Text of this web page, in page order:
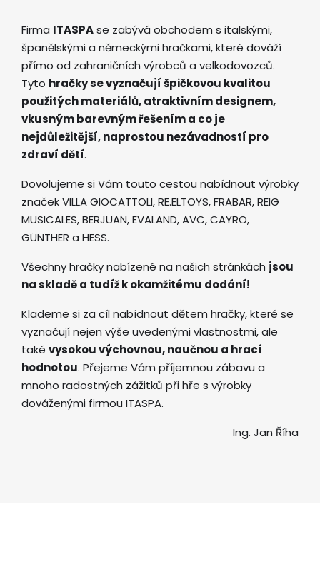
Firma ITASPAse zabývá obchodem s italskými,
španělskými a německými hračkami, které dováží
přímo od zahraničních výrobců a velkodovozců.
Tyto hračky se vyznačují špičkovou kvalitou
použitých materiálů, atraktivním designem,
vkusným barevným řešením a co je
nejdůležitější, naprostou nezávadností pro
zdraví dětí.
Dovolujeme si Vám touto cestou nabídnout výrobky
značek VILLA GIOCATTOLI, RE.ELTOYS, FRABAR, REIG
MUSICALES, BERJUAN, EVALAND, AVC, CAYRO,
GÜNTHER a HESS.
Všechny hračky nabízené na našich stránkách jsou
na skladě a tudíž k okamžitému dodání!
Klademe si za cíl nabídnout dětem hračky, které se
vyznačují nejen výše uvedenými vlastnostmi, ale
také vysokou výchovnou, naučnou a hrací
hodnotou. Přejeme Vám příjemnou zábavu a
mnoho radostných zážitků při hře s výrobky
dováženými firmou ITASPA.
Ing. Jan Říha